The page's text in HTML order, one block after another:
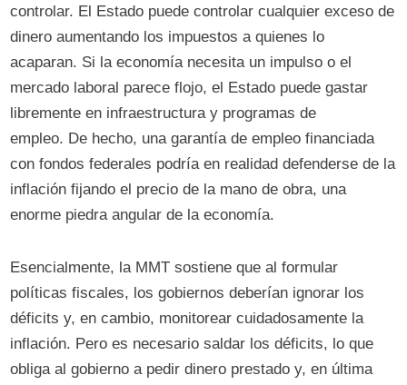
controlar. El Estado puede controlar cualquier exceso de
dinero aumentando los impuestos a quienes lo
acaparan. Si la economía necesita un impulso o el
mercado laboral parece flojo, el Estado puede gastar
libremente en infraestructura y programas de
empleo. De hecho, una garantía de empleo financiada
con fondos federales podría en realidad defenderse de la
inflación fijando el precio de la mano de obra, una
enorme piedra angular de la economía.
Esencialmente, la MMT sostiene que al formular
políticas fiscales, los gobiernos deberían ignorar los
déficits y, en cambio, monitorear cuidadosamente la
inflación. Pero es necesario saldar los déficits, lo que
obliga al gobierno a pedir dinero prestado y, en última